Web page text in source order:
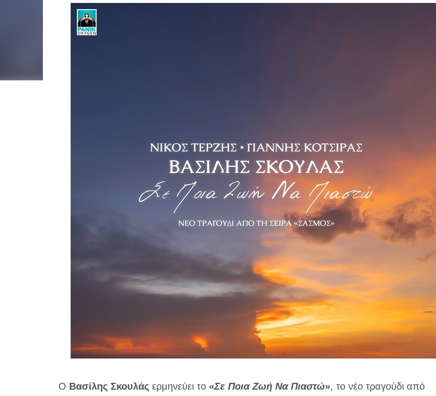
Ο Βασίλης Σκουλάς ερμηνεύει το «Σε Ποια Ζωή Να Πιαστώ», το νέο τραγούδι από